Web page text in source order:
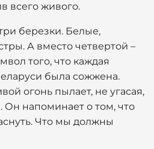
всего живого.
березки. Белые,
А вместо четвертой –
того, что каждая
была сожжена.
огонь пылает, не угасая,
Он напоминает о том, что
Что мы должны